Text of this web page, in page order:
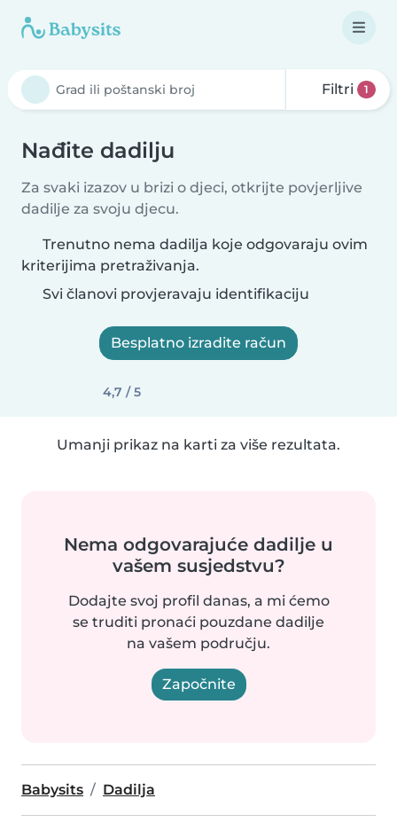
Filtri 1
Nađite dadilju
Za svaki izazov u brizi o djeci, otkrijte povjerljive
dadilje za svoju djecu.
Trenutno nema dadilja koje odgovaraju ovim
kriterijima pretraživanja.
Svi članovi provjeravaju identifikaciju
Besplatno izradite račun
4,7 / 5
Umanji prikaz na karti za više rezultata.
Nema odgovarajuće dadilje u
vašem susjedstvu?
Dodajte svoj profil danas, a mi ćemo
se truditi pronaći pouzdane dadilje
na vašem području.
Započnite
Babysits Dadilja